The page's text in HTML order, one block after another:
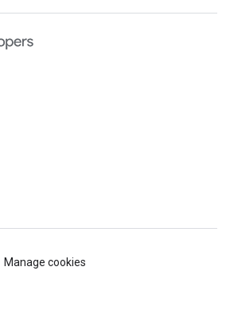
Manage cookies